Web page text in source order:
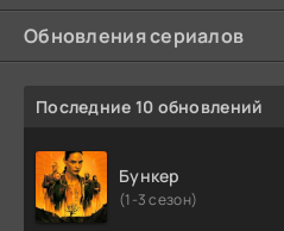
Обновления сериалов
Последние 10 обновлений
Бункер
(1-3 сезон)